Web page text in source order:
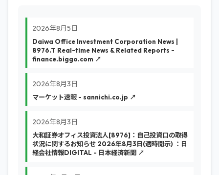
2026年8月5日
Daiwa Office Investment Corporation News |
8976.T Real-time News & Related Reports -
finance.biggo.com ↗
2026年8月3日
マーケット速報 - sannichi.co.jp ↗
2026年8月3日
大和証券オフィス投資法人[8976]：自己投資口の取得
状況に関するお知らせ 2026年8月3日(適時開示) ：日
経会社情報DIGITAL - 日本経済新聞 ↗